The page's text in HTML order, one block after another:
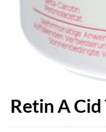
Retin A